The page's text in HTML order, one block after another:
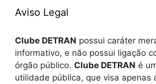
Aviso Legal
Clube DETRAN possui caráter
informativo, e não possui ligação
órgão público. Clube DETRAN é
utilidade pública, que visa apenas